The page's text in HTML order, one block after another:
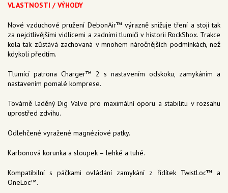
VLASTNOSTI / VÝHODY
Nové vzduchové pružení DebonAir™ výrazně snižuje tření a stojí tak
za nejcitlivějšími vidlicemi a zadními tlumiči v historii RockShox. Trakce
kola tak zůstává zachovaná v mnohem náročnějších podmínkách, než
kdykoli předtím.
Tlumící patrona Charger™ 2 s nastavením odskoku, zamykáním a
nastavením pomalé komprese.
Továrně laděný Dig Valve pro maximální oporu a stabilitu v rozsahu
uprostřed zdvihu.
Odlehčené vyražené magnéziové patky.
Karbonová korunka a sloupek – lehké a tuhé.
Kompatibilní s páčkami ovládání zamykání z řídítek TwistLoc™ a
OneLoc™.